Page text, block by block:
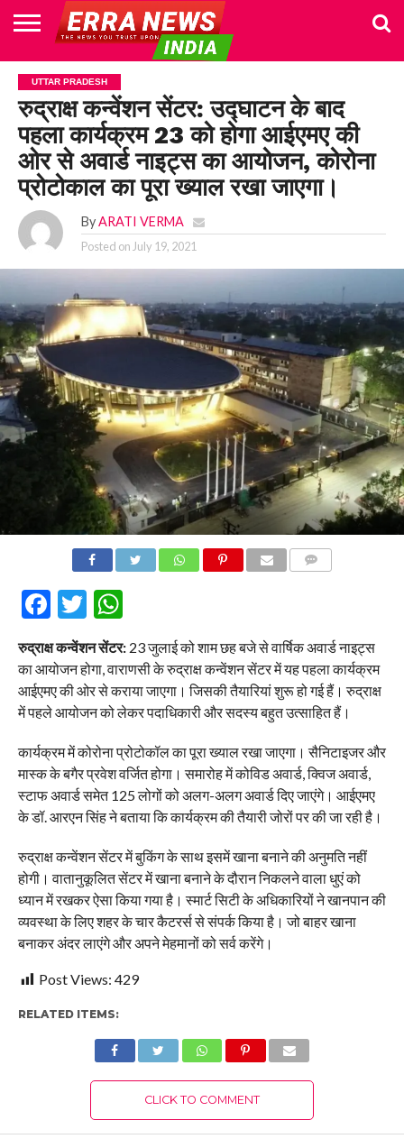
HOME
POLITICS
NEWS
BUSINESS
CULTURE
NATIONAL
SPORTS
LIFESTYLE
TRAVEL
OPINION
BREAKING
NEWS
ENTERTAINMENT
WORLD
CRIME
JOIN
US
UTTAR PRADESH
रुद्राक्ष कन्वेंशन सेंटर: उद्घाटन के बाद
पहला कार्यक्रम 23 को होगा आईएमए की
ओर से अवार्ड नाइट्स का आयोजन, कोरोना
प्रोटोकाल का पूरा ख्याल रखा जाएगा।
By ARATI VERMA
Posted on July 19, 2021
Facebook
Twitter
WhatsApp
रुद्राक्ष कन्वेंशन सेंटर:23 जुलाई को शाम छह बजे से वार्षिक अवार्ड नाइट्स
का आयोजन होगा, वाराणसी के रुद्राक्ष कन्वेंशन सेंटर में यह पहला कार्यक्रम
आईएमए की ओर से कराया जाएगा। जिसकी तैयारियां शुरू हो गई हैं। रुद्राक्ष
में पहले आयोजन को लेकर पदाधिकारी और सदस्य बहुत उत्साहित हैं।
कार्यक्रम में कोरोना प्रोटोकॉल का पूरा ख्याल रखा जाएगा। सैनिटाइजर और
मास्क के बगैर प्रवेश वर्जित होगा। समारोह में कोविड अवार्ड, क्विज अवार्ड,
स्टाफ अवार्ड समेत 125 लोगों को अलग-अलग अवार्ड दिए जाएंगे। आईएमए
के डॉ. आरएन सिंह ने बताया कि कार्यक्रम की तैयारी जोरों पर की जा रही है।
रुद्राक्ष कन्वेंशन सेंटर में बुकिंग के साथ इसमें खाना बनाने की अनुमति नहीं
होगी। वातानुकूलित सेंटर में खाना बनाने के दौरान निकलने वाला धुएं को
ध्यान में रखकर ऐसा किया गया है। स्मार्ट सिटी के अधिकारियों ने खानपान की
व्यवस्था के लिए शहर के चार कैटरर्स से संपर्क किया है। जो बाहर खाना
बनाकर अंदर लाएंगे और अपने मेहमानों को सर्व करेंगे।
Post Views: 429
RELATED ITEMS:
CLICK TO COMMENT